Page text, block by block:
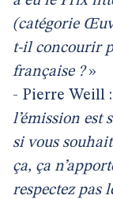
(catégorie
t-il concourir
française ?»
- Pierre Weill
l’émission est
si vous
ça, ça
respectez pas